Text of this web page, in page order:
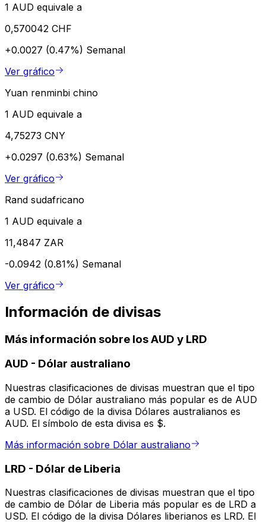
1 AUD equivale a
0,570042 CHF
+0.0027 (0.47%) Semanal
Ver gráfico
Yuan renminbi chino
1 AUD equivale a
4,75273 CNY
+0.0297 (0.63%) Semanal
Ver gráfico
Rand sudafricano
1 AUD equivale a
11,4847 ZAR
-0.0942 (0.81%) Semanal
Ver gráfico
Información de divisas
Más información sobre los AUD y LRD
AUD - Dólar australiano
Nuestras clasificaciones de divisas muestran que el tipo
de cambio de Dólar australiano más popular es de AUD
a USD. El código de la divisa Dólares australianos es
AUD. El símbolo de esta divisa es $.
Más información sobre Dólar australiano
LRD - Dólar de Liberia
Nuestras clasificaciones de divisas muestran que el tipo
de cambio de Dólar de Liberia más popular es de LRD a
USD. El código de la divisa Dólares liberianos es LRD. El